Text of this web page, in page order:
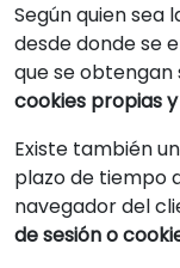
Según quien sea
desde donde se
que se obtengan
cookies propias
Existe también
plazo de tiempo
navegador del
de sesión o